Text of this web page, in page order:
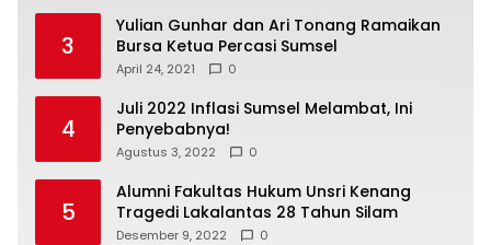
3
Yulian Gunhar dan Ari Tonang Ramaikan
Bursa Ketua Percasi Sumsel
April 24, 2021 0
4
Juli 2022 Inflasi Sumsel Melambat, Ini
Penyebabnya!
Agustus 3, 2022 0
5
Alumni Fakultas Hukum Unsri Kenang
Tragedi Lakalantas 28 Tahun Silam
Desember 9, 2022 0